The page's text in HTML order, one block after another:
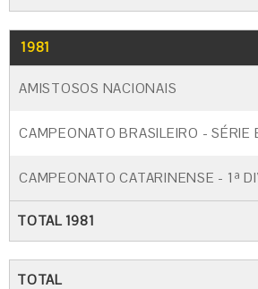
1981
AMISTOSOS NACIONAIS
CAMPEONATO BRASILEIRO - SÉRIE
CAMPEONATO CATARINENSE - 1ª
TOTAL 1981
TOTAL